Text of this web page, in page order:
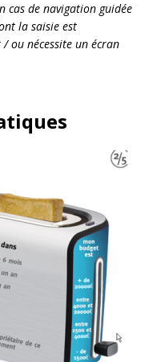
cas de navigation guidée
la saisie est
ou nécessite un écran